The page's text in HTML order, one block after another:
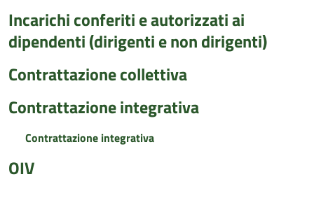
Incarichi conferiti e autorizzati ai
dipendenti (dirigenti e non dirigenti)
Contrattazione collettiva
Contrattazione integrativa
Contrattazione integrativa
OIV